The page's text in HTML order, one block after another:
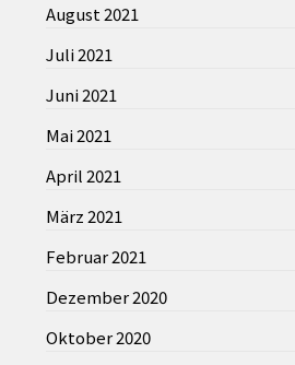
August 2021
Juli 2021
Juni 2021
Mai 2021
April 2021
März 2021
Februar 2021
Dezember 2020
Oktober 2020